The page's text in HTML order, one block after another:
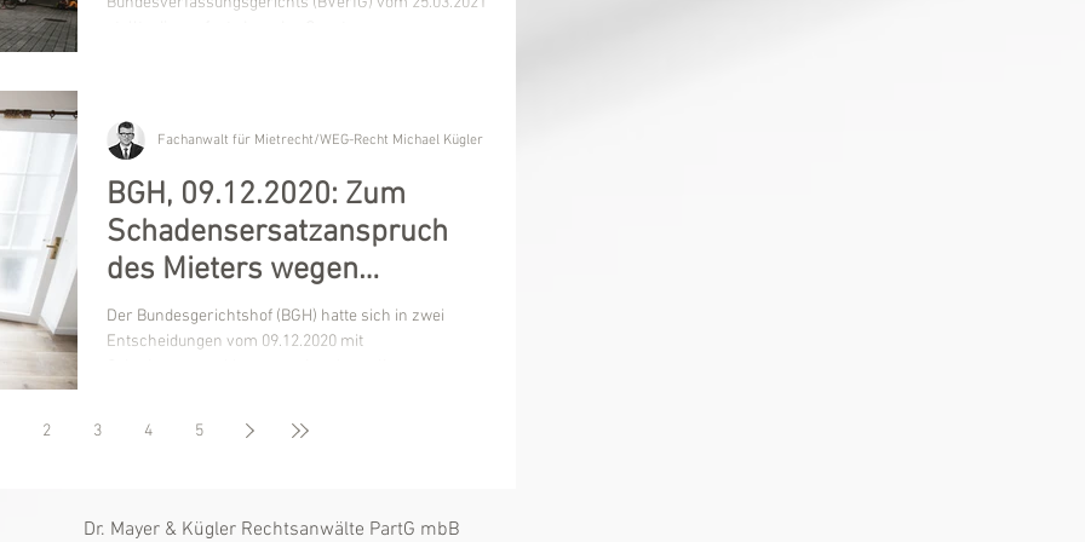
BGH, 09.12.2020: Zum
Schadensersatzanspruch
des Mieters wegen
Maklerkosten für
Ersatzimmobilien-Kauf
Der Bundesgerichtshof (BGH) hatte sich in zwei
Entscheidungen vom 09.12.2020 mit
Fachanwalt für Mietrecht/WEG-Recht Michael Kügler
2 3 4 5
Dr. Mayer & Kügler Rechtsanwälte PartG mbB